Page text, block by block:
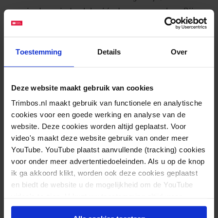
Toestemming Details Over
Deze website maakt gebruik van cookies
Trimbos.nl maakt gebruik van functionele en analytische
cookies voor een goede werking en analyse van de
website. Deze cookies worden altijd geplaatst. Voor
video's maakt deze website gebruik van onder meer
YouTube. YouTube plaatst aanvullende (tracking) cookies
voor onder meer advertentiedoeleinden. Als u op de knop
ik ga akkoord klikt, worden ook deze cookies geplaatst
en biedt de website u de mogelijkheid om de YouTube
intrekken.
nog in de periode vlak vóór de zwangerschap. Bij
mannen is dit 66%. Hier is dus nog veel winst te
met cliënten met een kinderwens, cliënten die
zwanger zijn of die net ouder zijn geworden zijn. De
uitlegvideo
, defactsheet Alcoholvrije Start
andere materialen van Alcoholvrije Start helpen je
op weg.